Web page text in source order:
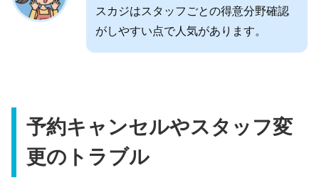
スカジはスタッフごとの得意分野確認
がしやすい点で人気があります。
予約キャンセルやスタッフ変
更のトラブル